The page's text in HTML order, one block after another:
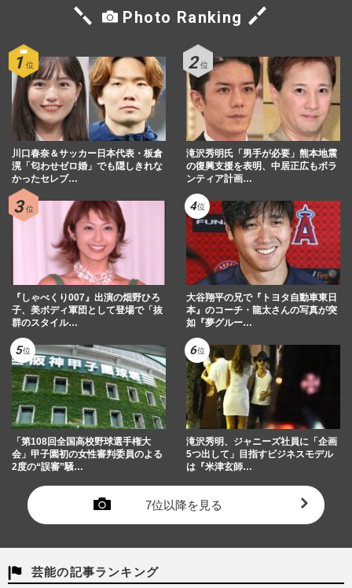
Photo Ranking
川口春奈＆サッカー日本代表・板倉
滉「匂わせゼロ婚」でも隠しきれな
かったセレブ…
滝沢秀明氏「男手が必要」熊本地震
の復興支援を表明、中居正広もボラ
ンティア計画…
『しゃべくり007』出演の畑野ひろ
子、美ボディ軍団として登場で「抜
群のスタイル…
大谷翔平の兄で『トヨタ自動車東日
本』のコーチ・龍太さんの写真が突
如『夢グルー…
「第108回全国高校野球選手権大
会」甲子園初の女性審判委員のよる
2度の“誤審”騒…
滝沢秀明、ジャニーズ社員に「企画
5つ出して」目指すビジネスモデル
は『米津玄師…
7位以降を見る
芸能の記事ランキング